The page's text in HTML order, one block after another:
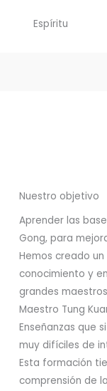
Espíritu
Nuestro objetivo
Aprender las
Gong, para
Hemos creado
conocimiento y
grandes
Maestro Tung
Enseñanzas que
muy difíciles de
Esta formación
comprensión de